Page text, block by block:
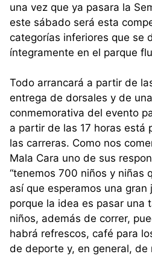
una vez que ya pasara la
este sábado será esta
categorías inferiores que se
íntegramente en el parque
Todo arrancará a partir de
entrega de dorsales y de
conmemorativa del evento
a partir de las 17 horas está
las carreras. Como nos
Mala Cara uno de sus
“tenemos 700 niños y niñas
así que esperamos una gran
porque la idea es pasar una
niños, además de correr,
habrá refrescos, café para
de deporte y, en general, de